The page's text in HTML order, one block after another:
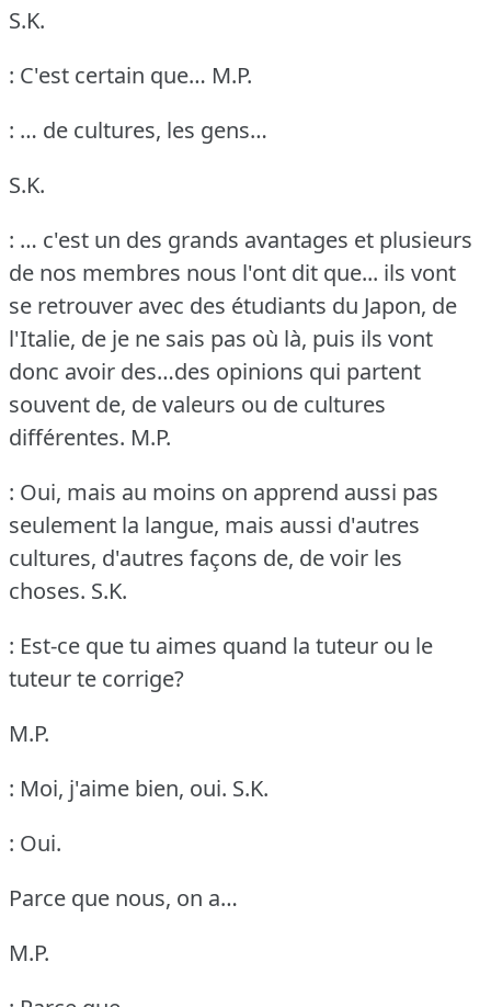
S.K.
: C'est certain que… M.P.
: … de cultures, les gens…
S.K.
: … c'est un des grands avantages et plusieurs
de nos membres nous l'ont dit que... ils vont
se retrouver avec des étudiants du Japon, de
l'Italie, de je ne sais pas où là, puis ils vont
donc avoir des…des opinions qui partent
souvent de, de valeurs ou de cultures
différentes. M.P.
: Oui, mais au moins on apprend aussi pas
seulement la langue, mais aussi d'autres
cultures, d'autres façons de, de voir les
choses. S.K.
: Est-ce que tu aimes quand la tuteur ou le
tuteur te corrige?
M.P.
: Moi, j'aime bien, oui. S.K.
: Oui.
Parce que nous, on a…
M.P.